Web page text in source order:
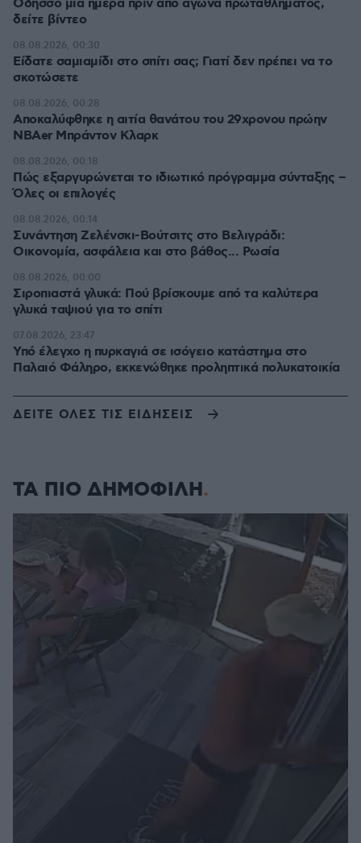
δείτε βίντεο
Είδατε σαμιαμίδι στο σπίτι σας; Γιατί δεν πρέπει να το
σκοτώσετε
08.08.2026, 00:30
Αποκαλύφθηκε η αιτία θανάτου του 29χρονου πρώην
NBAer Μπράντον Κλαρκ
08.08.2026, 00:28
Πώς εξαργυρώνεται το ιδιωτικό πρόγραμμα σύνταξης –
Όλες οι επιλογές
08.08.2026, 00:18
Συνάντηση Ζελένσκι-Βούτσιτς στο Βελιγράδι:
Οικονομία, ασφάλεια και στο βάθος... Ρωσία
08.08.2026, 00:14
Σιροπιαστά γλυκά: Πού βρίσκουμε από τα καλύτερα
γλυκά ταψιού για το σπίτι
08.08.2026, 00:00
Υπό έλεγχο η πυρκαγιά σε ισόγειο κατάστημα στο
Παλαιό Φάληρο, εκκενώθηκε προληπτικά πολυκατοικία
07.08.2026, 23:47
ΔΕΙΤΕ ΟΛΕΣ ΤΙΣ ΕΙΔΗΣΕΙΣ
ΤΑ ΠΙΟ ΔΗΜΟΦΙΛΗ